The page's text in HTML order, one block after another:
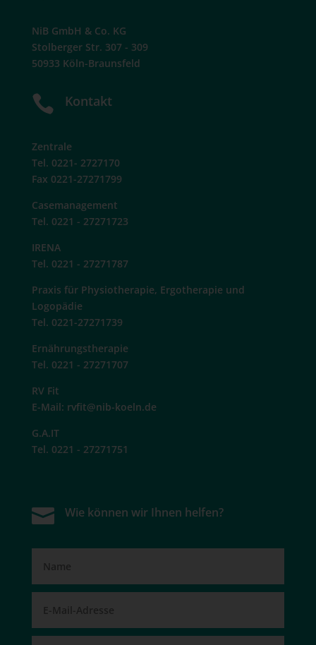
NiB GmbH & Co. KG
Stolberger Str. 307 - 309
50933 Köln-Braunsfeld
 Kontakt
Zentrale
Tel. 0221- 2727170
Fax 0221-27271799
Casemanagement
Tel. 0221 - 27271723
IRENA
Tel. 0221 - 27271787
Praxis für Physiotherapie, Ergotherapie und
Logopädie
Tel. 0221-27271739
Ernährungstherapie
Tel. 0221 - 27271707
RV Fit
E-Mail: rvfit@nib-koeln.de
G.A.IT
Tel. 0221 - 27271751
 Wie können wir Ihnen helfen?